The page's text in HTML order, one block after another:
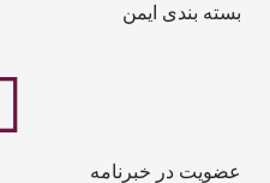
بسته بندی ایمن
عضویت در خبرنامه